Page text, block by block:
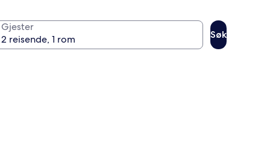
Gjester
Søk